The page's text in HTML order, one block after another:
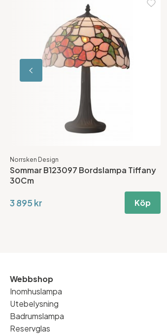
Norrsken Design
Sommar B123097 Bordslampa Tiffany
30Cm
3 895 kr Köp
Webbshop
Inomhuslampa
Utebelysning
Badrumslampa
Reservglas